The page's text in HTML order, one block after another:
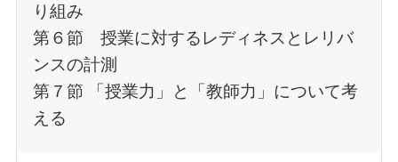
り組み
第６節 授業に対するレディネスとレリバ
ンスの計測
第７節 「授業力」と「教師力」について考
える